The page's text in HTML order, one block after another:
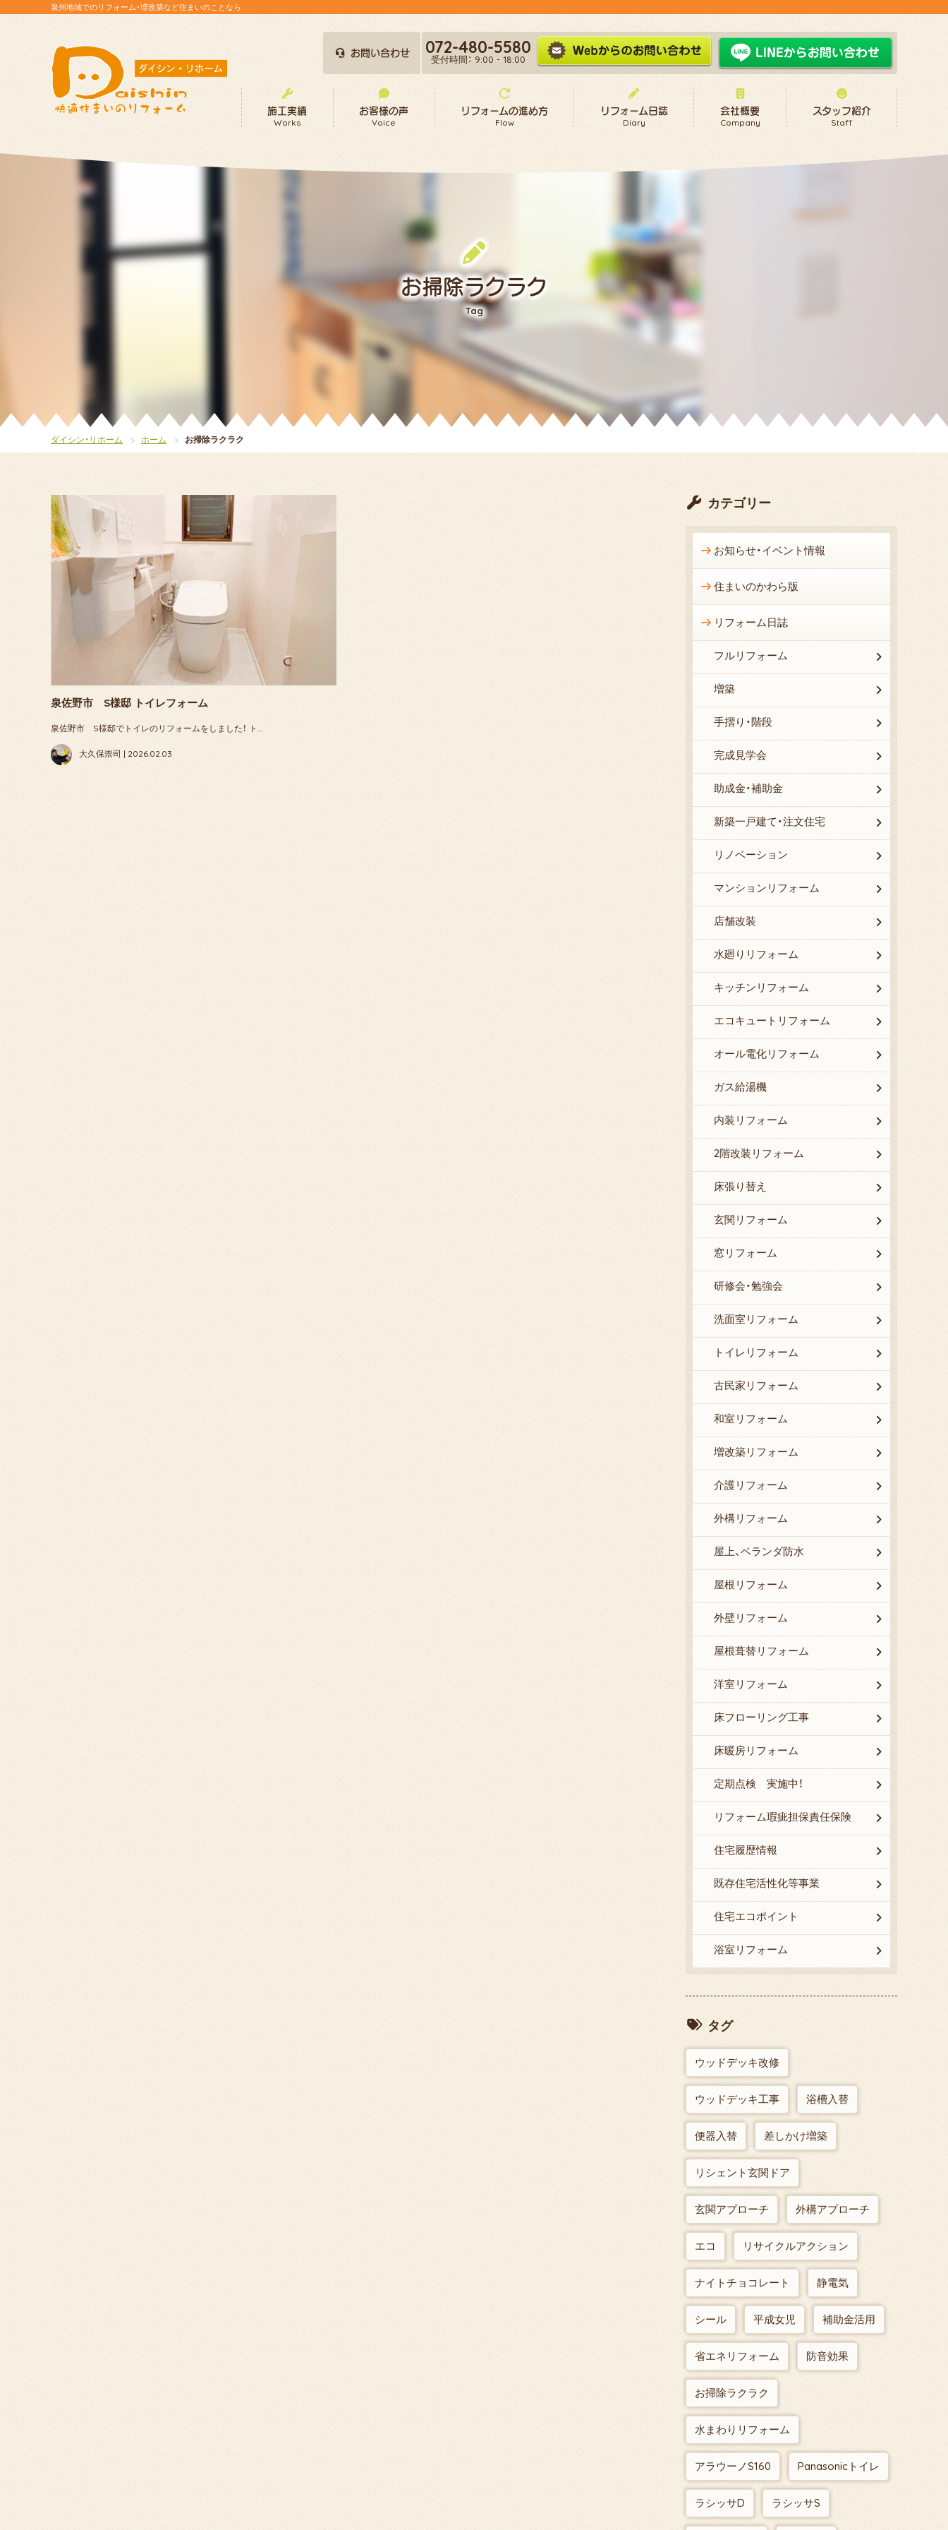
泉州地域でのリフォーム・増改築など住まいのことなら
施工実績
Works
お客様の声
Voice
リフォームの進め方
Flow
リフォーム日誌
Diary
会社概要
Company
スタッフ紹介
Staff
お問い合わせ 072-480-5580
受付時間： 9:00 - 18:00
お掃除ラクラク
Tag
ダイシン・リホーム ホーム お掃除ラクラク
泉佐野市 S様邸 トイレフォーム
泉佐野市 S様邸でトイレのリフォームをしました！ ト…
大久保崇司 | 2026.02.03
カテゴリー
お知らせ・イベント情報
住まいのかわら版
リフォーム日誌
フルリフォーム
増築
手摺り・階段
完成見学会
助成金・補助金
新築一戸建て・注文住宅
リノベーション
マンションリフォーム
店舗改装
水廻りリフォーム
キッチンリフォーム
エコキュートリフォーム
オール電化リフォーム
ガス給湯機
内装リフォーム
2階改装リフォーム
床張り替え
玄関リフォーム
窓リフォーム
研修会・勉強会
洗面室リフォーム
トイレリフォーム
古民家リフォーム
和室リフォーム
増改築リフォーム
介護リフォーム
外構リフォーム
屋上、ベランダ防水
屋根リフォーム
外壁リフォーム
屋根葺替リフォーム
洋室リフォーム
床フローリング工事
床暖房リフォーム
定期点検 実施中！
リフォーム瑕疵担保責任保険
住宅履歴情報
既存住宅活性化等事業
住宅エコポイント
浴室リフォーム
タグ
ウッドデッキ改修
ウッドデッキ工事 浴槽入替
便器入替 差しかけ増築
リシェント玄関ドア
玄関アプローチ 外構アプローチ
エコ リサイクルアクション
ナイトチョコレート 静電気
シール 平成女児 補助金活用
省エネリフォーム 防音効果
お掃除ラクラク
水まわりリフォーム
アラウーノS160 Panasonicトイレ
ラシッサD ラシッサS